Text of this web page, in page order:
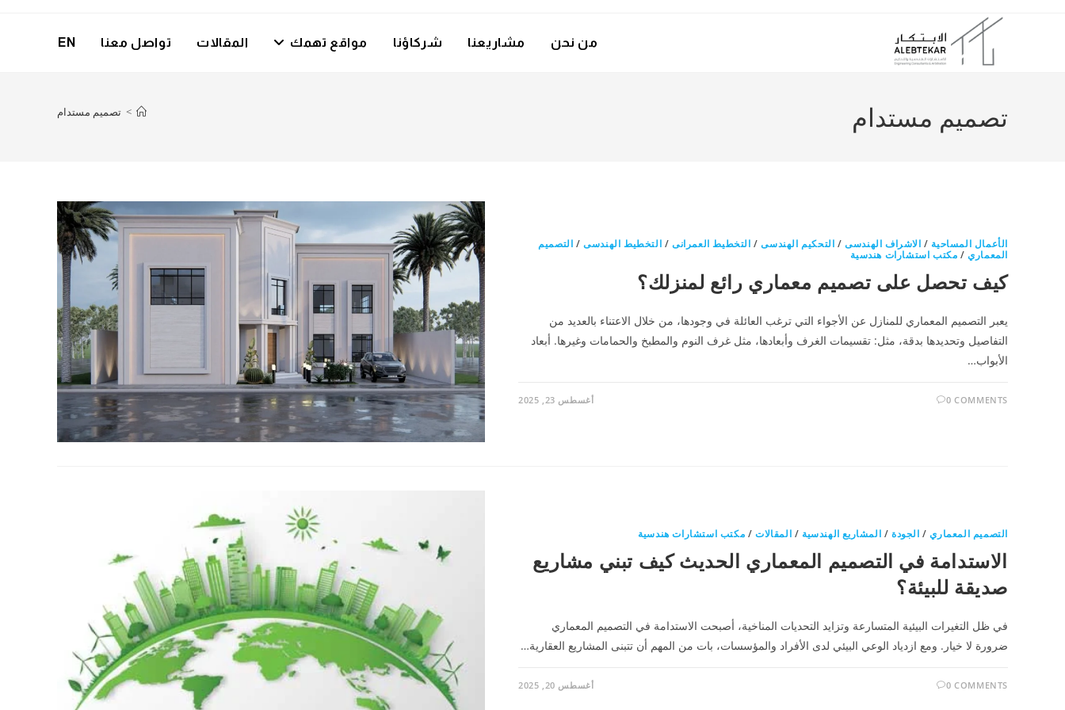
من نحن مشاريعنا شركاؤنا مواقع تهمك المقالات تواصل معنا EN
تصميم مستدام > تصميم مستدام
الأعمال المساحية / الاشراف الهندسى/ التحكيم الهندسى/ التخطيط العمرانى / التخطيط الهندسى/ التصميم
المعماري/ مكتب استشارات هندسية
كيف تحصل على تصميم معماري رائع لمنزلك؟
يعبر التصميم المعماري للمنازل عن الأجواء التي ترغب العائلة في وجودها، من خلال الاعتناء بالعديد من
التفاصيل وتحديدها بدقة، مثل: تقسيمات الغرف وأبعادها، مثل غرف النوم والمطبخ والحمامات وغيرها. أبعاد
الأبواب…
0 COMMENTS أغسطس 23, 2025
التصميم المعماري/ الجودة / المشاريع الهندسية / المقالات / مكتب استشارات هندسية
الاستدامة في التصميم المعماري الحديث كيف تبني مشاريع
صديقة للبيئة؟
في ظل التغيرات البيئية المتسارعة وتزايد التحديات المناخية، أصبحت الاستدامة في التصميم المعماري
ضرورة لا خيار. ومع ازدياد الوعي البيئي لدى الأفراد والمؤسسات، بات من المهم أن تتبنى المشاريع العقارية…
0 COMMENTS أغسطس 20, 2025